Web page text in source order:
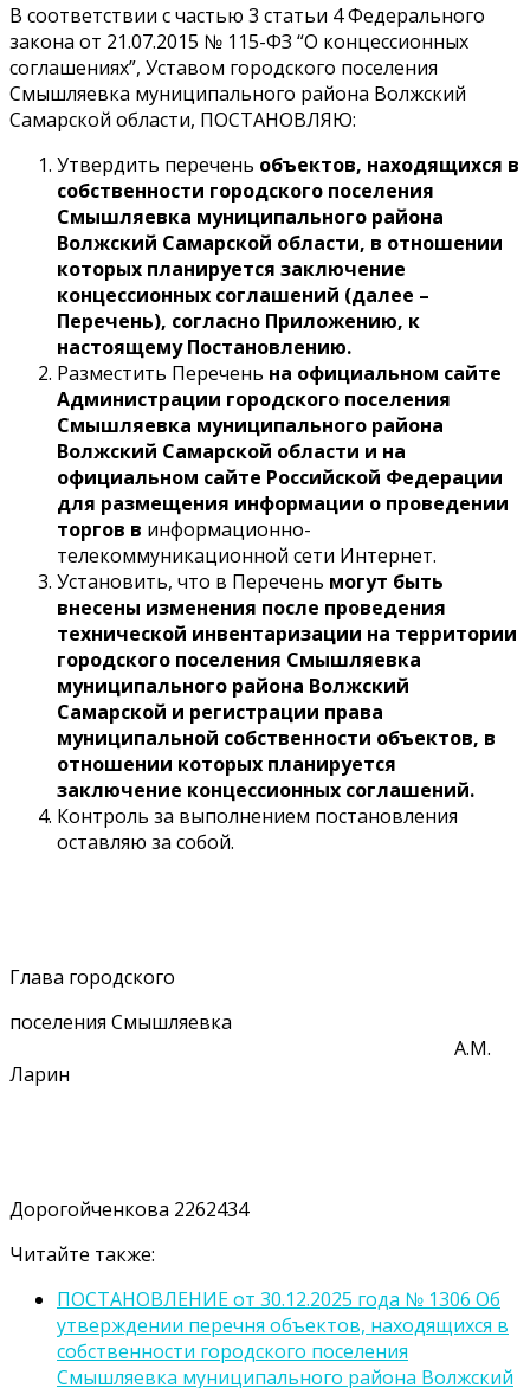
В соответствии с частью 3 статьи 4 Федерального
закона от 21.07.2015 № 115-ФЗ “О концессионных
соглашениях”, Уставом городского поселения
Смышляевка муниципального района Волжский
Самарской области, ПОСТАНОВЛЯЮ:
Утвердить перечень объектов, находящихся в
собственности городского поселения
Смышляевка муниципального района
Волжский Самарской области, в отношении
которых планируется заключение
концессионных соглашений (далее –
Перечень), согласно Приложению, к
настоящему Постановлению.
Разместить Перечень на официальном сайте
Администрации городского поселения
Смышляевка муниципального района
Волжский Самарской области и на
официальном сайте Российской Федерации
для размещения информации о проведении
торгов в информационно-
телекоммуникационной сети Интернет.
Установить, что в Перечень могут быть
внесены изменения после проведения
технической инвентаризации на территории
городского поселения Смышляевка
муниципального района Волжский
Самарской и регистрации права
муниципальной собственности объектов, в
отношении которых планируется
заключение концессионных соглашений.
Контроль за выполнением постановления
оставляю за собой.
Глава городского
поселения Смышляевка
А.М.
Ларин
Дорогойченкова 2262434
Читайте также:
ПОСТАНОВЛЕНИЕ от 30.12.2025 года № 1306 Об
утверждении перечня объектов, находящихся в
собственности городского поселения
Смышляевка муниципального района Волжский